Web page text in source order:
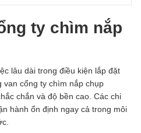
ty chìm nắp
lâu dài trong điều kiện lắp đặt
van cổng ty chìm nắp chụp
chắn và độ bền cao. Các chi
hành ổn định ngay cả trong môi